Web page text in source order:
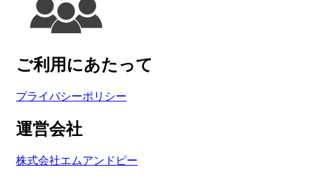
ご利用にあたって
プライバシーポリシー
運営会社
株式会社エムアンドピー